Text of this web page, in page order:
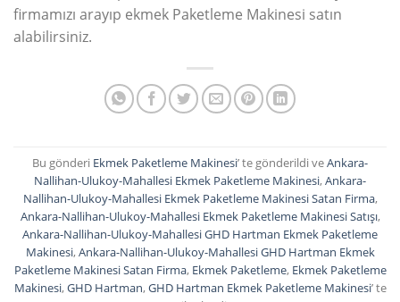
firmamızı arayıp ekmek Paketleme Makinesi satın
alabilirsiniz.
Bu gönderi Ekmek Paketleme Makinesi’ te gönderildi veAnkara-
Nallihan-Ulukoy-Mahallesi Ekmek Paketleme Makinesi,Ankara-
Nallihan-Ulukoy-Mahallesi Ekmek Paketleme Makinesi Satan Firma,
Ankara-Nallihan-Ulukoy-Mahallesi Ekmek Paketleme Makinesi Satışı,
Ankara-Nallihan-Ulukoy-Mahallesi GHD Hartman Ekmek Paketleme
Makinesi,Ankara-Nallihan-Ulukoy-Mahallesi GHD Hartman Ekmek
Paketleme Makinesi Satan Firma, Ekmek Paketleme, Ekmek Paketleme
Makinesi,GHD Hartman,GHD Hartman Ekmek Paketleme Makinesi’ te